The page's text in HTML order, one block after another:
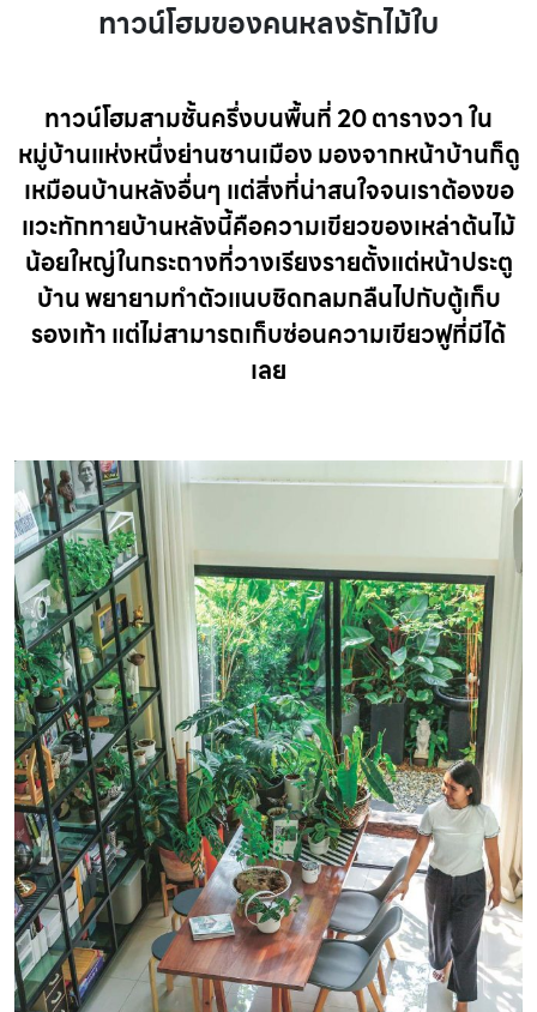
ทาวน์โฮมของคนหลงรักไม้ใบ
ทาวน์โฮมสามชั้นครึ่งบนพื้นที่ 20 ตารางวา ใน
หมู่บ้านแห่งหนึ่งย่านชานเมือง มองจากหน้าบ้านก็ดู
เหมือนบ้านหลังอื่นๆ แต่สิ่งที่น่าสนใจจนเราต้องขอ
แวะทักทายบ้านหลังนี้คือความเขียวของเหล่าต้นไม้
น้อยใหญ่ในกระถางที่วางเรียงรายตั้งแต่หน้าประตู
บ้าน พยายามทำตัวแนบชิดกลมกลืนไปกับตู้เก็บ
รองเท้า แต่ไม่สามารถเก็บซ่อนความเขียวฟูที่มีได้
เลย